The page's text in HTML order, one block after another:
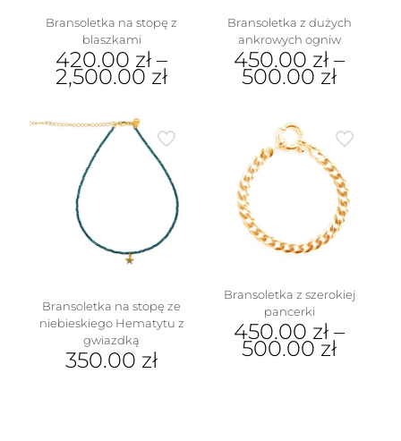
Bransoletka na stopę z
blaszkami
420.00 zł –
2,500.00 zł
produkt
ma
wariantów.
stronie
produktu
Bransoletka z dużych
ankrowych ogniw
450.00 zł –
500.00 zł
ma
wiele
wariantów.
stronie
Bransoletka na stopę ze
niebieskiego Hematytu z
gwiazdką
350.00 zł
Bransoletka z szerokiej
pancerki
450.00 zł –
500.00 zł